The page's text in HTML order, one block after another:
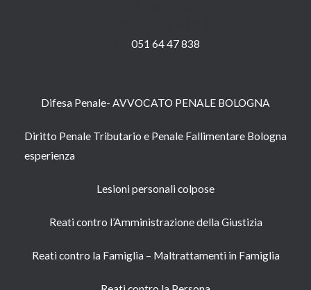
051 64 47 838
Difesa Penale- AVVOCATO PENALE BOLOGNA
Diritto Penale Tributario e Penale Fallimentare Bologna
esperienza
Lesioni personali colpose
Reati contro l’Amministrazione della Giustizia
Reati contro la Famiglia – Maltrattamenti in Famiglia